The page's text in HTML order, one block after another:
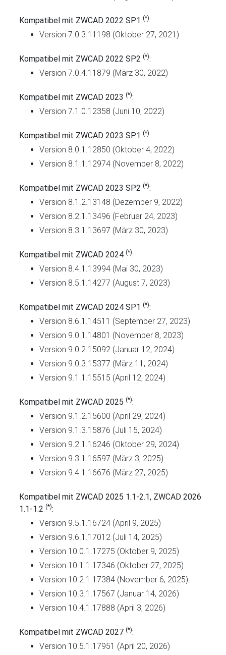
Kompatibel mit ZWCAD 2022 SP1 (*):
Version 7.0.3.11198 (Oktober 27, 2021)
Kompatibel mit ZWCAD 2022 SP2 (*):
Version 7.0.4.11879 (März 30, 2022)
Kompatibel mit ZWCAD 2023 (*):
Version 7.1.0.12358 (Juni 10, 2022)
Kompatibel mit ZWCAD 2023 SP1 (*):
Version 8.0.1.12850 (Oktober 4, 2022)
Version 8.1.1.12974 (November 8, 2022)
Kompatibel mit ZWCAD 2023 SP2 (*):
Version 8.1.2.13148 (Dezember 9, 2022)
Version 8.2.1.13496 (Februar 24, 2023)
Version 8.3.1.13697 (März 30, 2023)
Kompatibel mit ZWCAD 2024 (*):
Version 8.4.1.13994 (Mai 30, 2023)
Version 8.5.1.14277 (August 7, 2023)
Kompatibel mit ZWCAD 2024 SP1 (*):
Version 8.6.1.14511 (September 27, 2023)
Version 9.0.1.14801 (November 8, 2023)
Version 9.0.2.15092 (Januar 12, 2024)
Version 9.0.3.15377 (März 11, 2024)
Version 9.1.1.15515 (April 12, 2024)
Kompatibel mit ZWCAD 2025 (*):
Version 9.1.2.15600 (April 29, 2024)
Version 9.1.3.15876 (Juli 15, 2024)
Version 9.2.1.16246 (Oktober 29, 2024)
Version 9.3.1.16597 (März 3, 2025)
Version 9.4.1.16676 (März 27, 2025)
Kompatibel mit ZWCAD 2025 1.1-2.1, ZWCAD 2026
1.1-1.2 (*):
Version 9.5.1.16724 (April 9, 2025)
Version 9.6.1.17012 (Juli 14, 2025)
Version 10.0.1.17275 (Oktober 9, 2025)
Version 10.1.1.17346 (Oktober 27, 2025)
Version 10.2.1.17384 (November 6, 2025)
Version 10.3.1.17567 (Januar 14, 2026)
Version 10.4.1.17888 (April 3, 2026)
Kompatibel mit ZWCAD 2027 (*):
Version 10.5.1.17951 (April 20, 2026)